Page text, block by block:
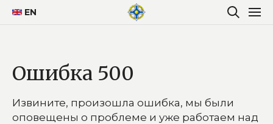
EN
Ошибка 500
Извините, произошла ошибка, мы были
оповещены о проблеме и уже работаем над